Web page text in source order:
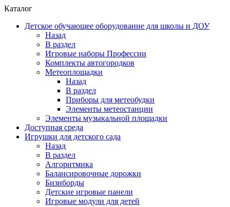
Каталог
Детское обучающее оборудование для школы и ДОУ
Назад
В раздел
Игровые наборы Профессии
Комплекты автогородков
Метеоплощадки
Назад
В раздел
Приборы для метеобудки
Элементы метеостанции
Элементы музыкальной площадки
Доступная среда
Игрушки для детского сада
Назад
В раздел
Алгоритмика
Балансировочные дорожки
Бизиборды
Детские игровые панели
Игровые модули для детей